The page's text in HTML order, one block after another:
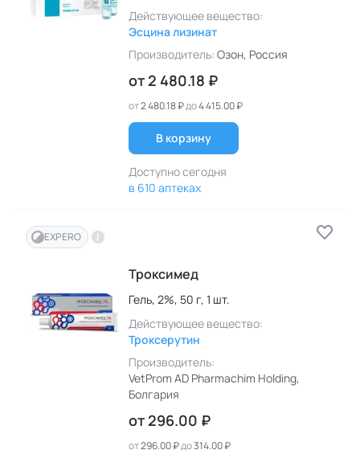
Действующее вещество:
Эсцина лизинат
Производитель: Озон, Россия
от 2 480.18 ₽
от2 480.18 ₽до4 415.00 ₽
В корзину
Доступно сегодня
в 610 аптеках
EXPERO
Троксимед
Гель, 2%, 50 г, 1 шт.
Действующее вещество:
Троксерутин
Производитель:
VetProm AD Pharmachim Holding,
Болгария
от 296.00 ₽
от296.00 ₽до314.00 ₽